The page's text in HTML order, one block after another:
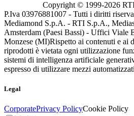
Copyright © 1999-2026
P.Iva 03976881007 - Tutti i diritti
Mediamond S.p.A. - RTI S.p.A.,
Amsterdam (Paesi Bassi) - Uffici Viale
Monzese (MI)Rispetto ai contenuti e ai
riprodotti è vietata ogni utilizzazione
sistemi di intelligenza artificiale
espresso di utilizzare mezzi
Legal
CorporatePrivacy PolicyCookie Policy